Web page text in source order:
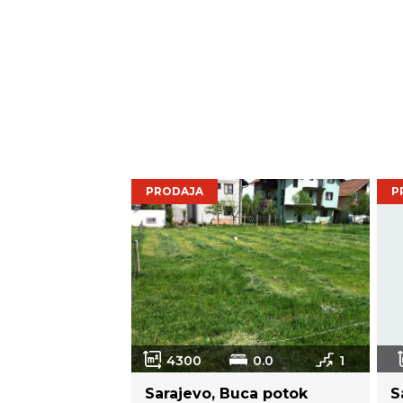
PRODAJA
4300 0.0 1
Sarajevo, Buca potok